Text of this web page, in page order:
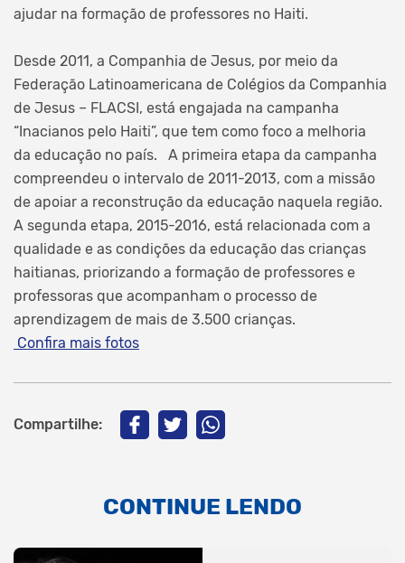
ajudar na formação de professores no Haiti.
Desde 2011, a Companhia de Jesus, por meio da
Federação Latinoamericana de Colégios da Companhia
de Jesus – FLACSI, está engajada na campanha
“Inacianos pelo Haiti”, que tem como foco a melhoria
da educação no país. A primeira etapa da campanha
compreendeu o intervalo de 2011-2013, com a missão
de apoiar a reconstrução da educação naquela região.
A segunda etapa, 2015-2016, está relacionada com a
qualidade e as condições da educação das crianças
haitianas, priorizando a formação de professores e
professoras que acompanham o processo de
aprendizagem de mais de 3.500 crianças.
Confira mais fotos
Compartilhe:
CONTINUE LENDO